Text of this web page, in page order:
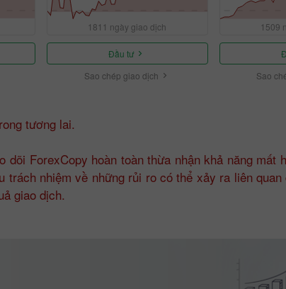
1811 ngày giao dịch
Đầu tư
Sao chép giao dịch
1509
Sao
tương lai.
ForexCopy hoàn toàn thừa nhận khả năng mất
trách nhiệm về những rủi ro có thể xảy ra liên
giao dịch.